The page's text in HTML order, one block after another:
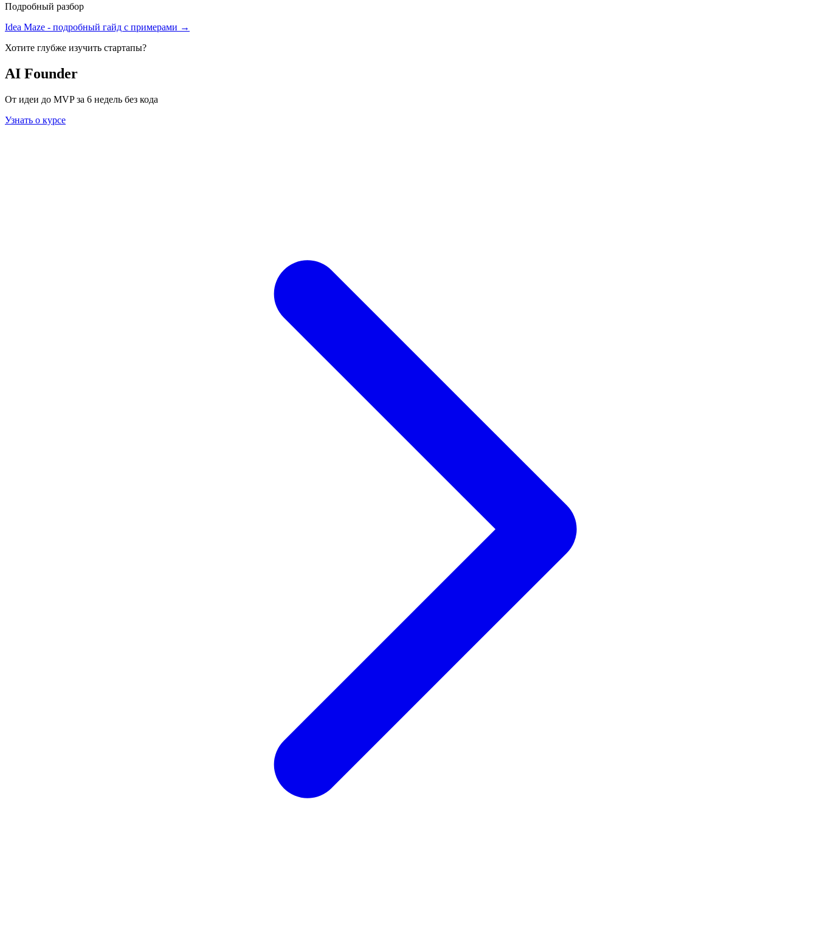
Подробный разбор
Idea Maze - подробный гайд с примерами →
Хотите глубже изучить стартапы?
AI Founder
От идеи до MVP за 6 недель без кода
Узнать о курсе